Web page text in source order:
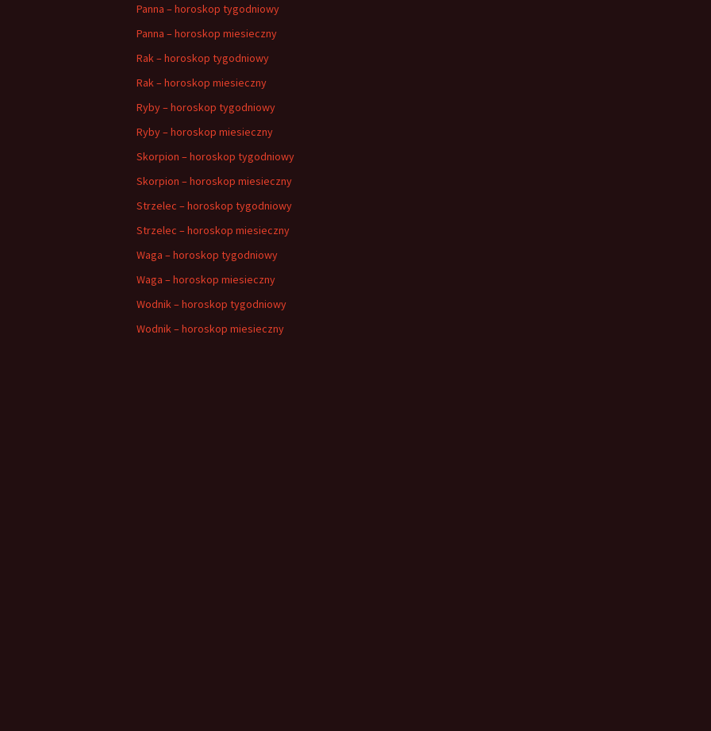
Panna – horoskop tygodniowy
Panna – horoskop miesieczny
Rak – horoskop tygodniowy
Rak – horoskop miesieczny
Ryby – horoskop tygodniowy
Ryby – horoskop miesieczny
Skorpion – horoskop tygodniowy
Skorpion – horoskop miesieczny
Strzelec – horoskop tygodniowy
Strzelec – horoskop miesieczny
Waga – horoskop tygodniowy
Waga – horoskop miesieczny
Wodnik – horoskop tygodniowy
Wodnik – horoskop miesieczny